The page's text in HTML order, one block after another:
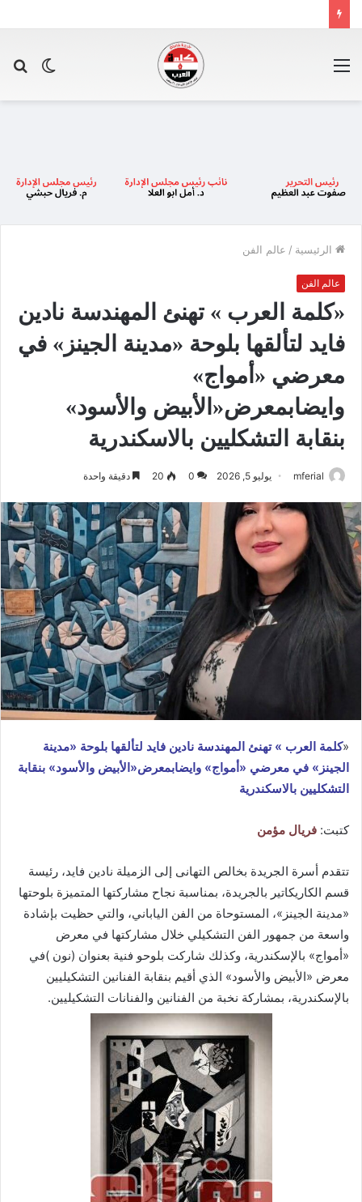
الوضع
الرئيسية / عالم الفن
عالم الفن
«كلمة العرب » تهنئ المهندسة نادين
فايد لتألقها بلوحة «مدينة الجينز» في
معرضي «أمواج»
وايضابمعرض«الأبيض والأسود»
بنقابة التشكليين بالاسكندرية
mferial يوليو 5, 2026 0
20 دقيقة واحدة
«كلمة العرب » تهنئ المهندسة نادين فايد لتألقها بلوحة «مدينة
الجينز» في معرضي «أمواج» وايضابمعرض«الأبيض والأسود» بنقابة
التشكليين بالاسكندرية
كتبت: فريال مؤمن
تتقدم أسرة الجريدة بخالص التهانى إلى الزميلة نادين فايد، رئيسة
قسم الكاريكاتير بالجريدة، بمناسبة نجاح مشاركتها المتميزة بلوحتها
«مدينة الجينز»، المستوحاة من الفن الياباني، والتي حظيت بإشادة
واسعة من جمهور الفن التشكيلي خلال مشاركتها في معرض
«أمواج» بالإسكندرية، وكذلك شاركت بلوحو فنية بعنوان (نون )في
معرض «الأبيض والأسود» الذي أقيم بنقابة الفنانين التشكيليين
بالإسكندرية، بمشاركة نخبة من الفنانين والفنانات التشكيليين.